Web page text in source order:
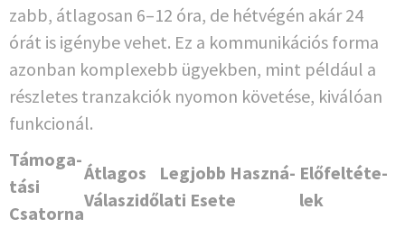
zabb, átla­gosan 6–12 óra, de hét­vé­gén akár 24
órát is igé­ny­be vehet. Ez a kom­mu­ni­ká­ciós for­ma
azon­ban kom­ple­xebb ügy­ek­ben, mint példá­ul a
részle­tes tranz­ak­ciók nyo­mon köve­té­se, kivá­lóan
funkcionál.
Támo­ga­
tá­si
Csatorna
Átla­gos
Válaszidő
Leg­jobb Haszná­
la­ti Esete
Elő­fel­té­t­e­
lek